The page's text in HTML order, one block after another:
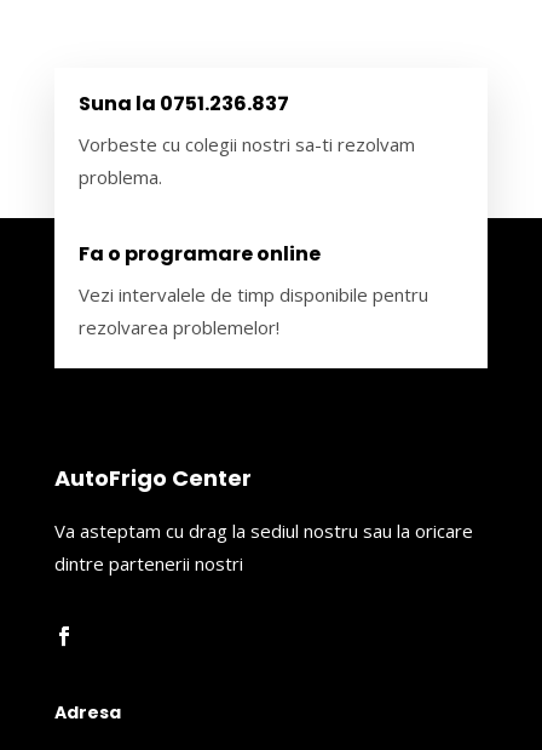
Suna la 0751.236.837
Vorbeste cu colegii nostri sa-ti rezolvam
problema.
Fa o programare online
Vezi intervalele de timp disponibile pentru
rezolvarea problemelor!
AutoFrigo Center
Va asteptam cu drag la sediul nostru sau la oricare
dintre partenerii nostri
Adresa